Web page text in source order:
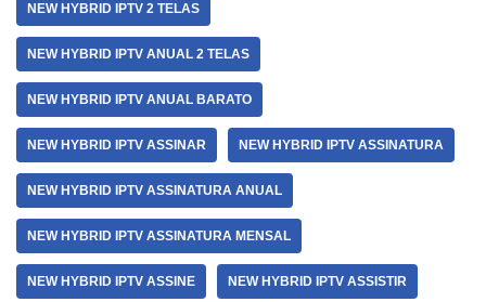
NEW HYBRID IPTV 2 TELAS
NEW HYBRID IPTV ANUAL 2 TELAS
NEW HYBRID IPTV ANUAL BARATO
NEW HYBRID IPTV ASSINAR NEW HYBRID IPTV ASSINATURA
NEW HYBRID IPTV ASSINATURA ANUAL
NEW HYBRID IPTV ASSINATURA MENSAL
NEW HYBRID IPTV ASSINE NEW HYBRID IPTV ASSISTIR